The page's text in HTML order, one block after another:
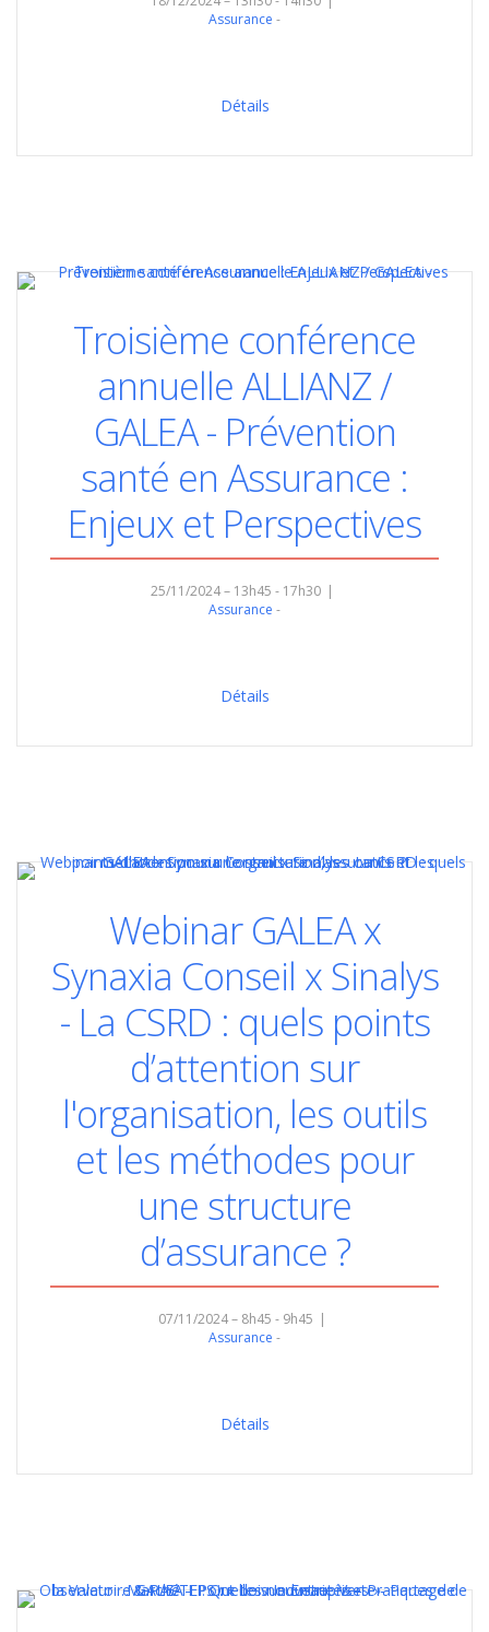
Assurance
Détails
Troisième conférence
annuelle ALLIANZ /
GALEA - Prévention
santé en Assurance :
Enjeux et Perspectives
25/11/2024 – 13h45 - 17h30
Assurance
Détails
Webinar GALEA x
Synaxia Conseil x Sinalys
- La CSRD : quels points
d’attention sur
l'organisation, les outils
et les méthodes pour
une structure
d’assurance ?
07/11/2024 – 8h45 - 9h45
Assurance
Détails